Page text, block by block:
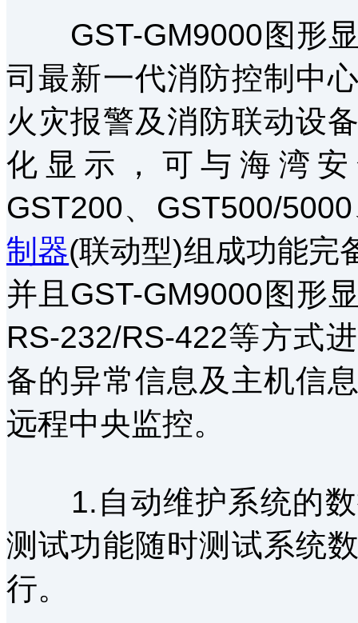
GST-GM9000图形显
司最新一代消防控制中
火灾报警及消防联动设
化显示，可与海湾
GST200、GST500/
制器(联动型)组成功能完
并且GST-GM9000图形
RS-232/RS-422等方式
备的异常信息及主机信
远程中央监控。
1.自动维护系统的数
测试功能随时测试系统
行。